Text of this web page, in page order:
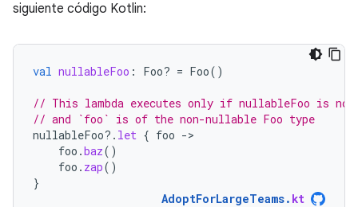
siguiente código Kotlin:
val nullableFoo : Foo? = Foo()
// This lambda executes only if nullableFoo is
// and `foo` is of the non-nullable Foo type
nullableFoo?. let { foo -
foo .baz()
foo . zap()
}
AdoptForLargeTeams. kt